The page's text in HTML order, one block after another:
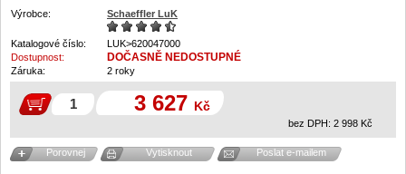
Výrobce: Schaeffler LuK
Katalogové číslo:
LUK>620047000
Dostupnost:
DOČASNĚ NEDOSTUPNÉ
Záruka: 2 roky
3 627 Kč
bez DPH: 2 998 Kč
Porovnej Vytisknout Poslat e-mailem